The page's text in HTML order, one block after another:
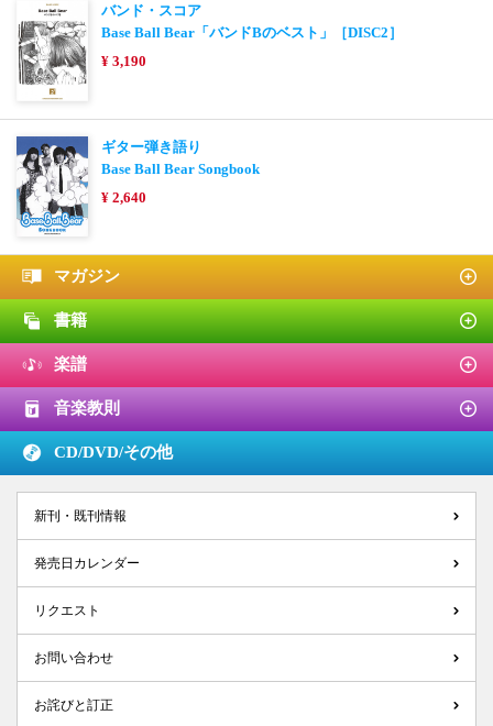
バンド・スコア
Base Ball Bear「バンドBのベスト」［DISC2］
¥ 3,190
ギター弾き語り
Base Ball Bear Songbook
¥ 2,640
マガジン
書籍
楽譜
音楽教則
CD/DVD/その他
新刊・既刊情報
発売日カレンダー
リクエスト
お問い合わせ
お詫びと訂正